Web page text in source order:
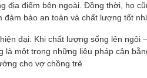
địa điểm bên ngoài. Đồng thời, họ
bảo an toàn và chất lượng tốt
đại: Khi chất lượng sống lên ngôi
một trong những liệu pháp cân
cho vợ chồng trẻ